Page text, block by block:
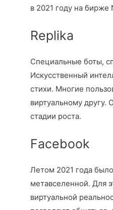
в 2021 году на бирже
Replika
Специальные боты,
Искусственный
стихи. Многие
виртуальному другу.
стадии роста.
Facebook
Летом 2021 года
метавселенной. Для
виртуальной